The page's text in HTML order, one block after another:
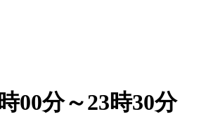
00分～23時30分